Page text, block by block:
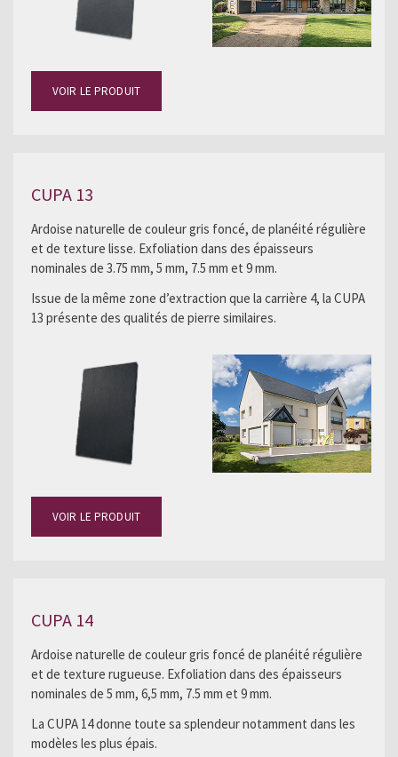
VOIR LE PRODUIT
CUPA 13
Ardoise naturelle de couleur gris foncé, de planéité régulière
et de texture lisse. Exfoliation dans des épaisseurs
nominales de 3.75 mm, 5 mm, 7.5 mm et 9 mm.
Issue de la même zone d’extraction que la carrière 4, la CUPA
13 présente des qualités de pierre similaires.
VOIR LE PRODUIT
CUPA 14
Ardoise naturelle de couleur gris foncé de planéité régulière
et de texture rugueuse. Exfoliation dans des épaisseurs
nominales de 5 mm, 6,5 mm, 7.5 mm et 9 mm.
La CUPA 14 donne toute sa splendeur notamment dans les
modèles les plus épais.